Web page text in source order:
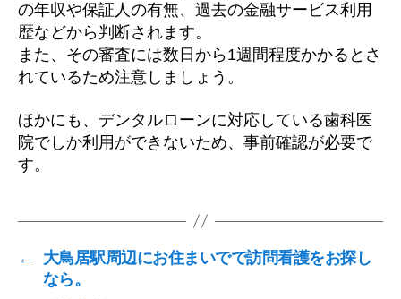
の年収や保証人の有無、過去の金融サービス利用
歴などから判断されます。
また、その審査には数日から1週間程度かかるとさ
れているため注意しましょう。
ほかにも、デンタルローンに対応している歯科医
院でしか利用ができないため、事前確認が必要で
す。
←
大鳥居駅周辺にお住まいでで訪問看護をお探し
なら。